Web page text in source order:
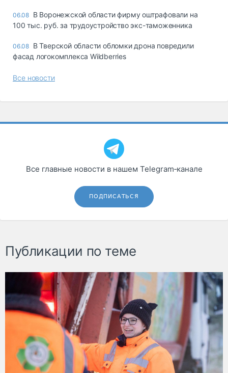
06.08 В Воронежской области фирму оштрафовали на
100 тыс. руб. за трудоустройство экс-таможенника
06.08 В Тверской области обломки дрона повредили
фасад логокомплекса Wildberries
Все новости
Все главные новости в нашем Telegram‑канале
ПОДПИСАТЬСЯ
Публикации по теме